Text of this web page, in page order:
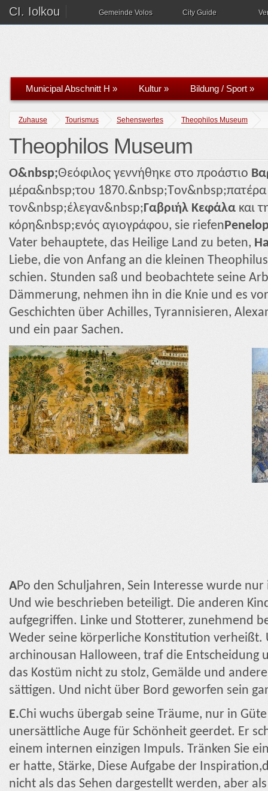
CI. Iolkou Gemeinde Volos City Guide
Municipal Abschnitt H » Kultur » Bildung / Sport »
Zuhause Tourismus Sehenswertes Theophilos Museum
Theophilos Museum
Ο&nbsp;Θεόφιλος γεννήθηκε στο προάστιο
μέρα&nbsp;του 1870.&nbsp;Tον&nbsp;πατέρα
τον&nbsp;έλεγαν&nbsp;Γαβριήλ Κεφάλα και
κόρη&nbsp;ενός αγιογράφου, sie riefen
Vater behauptete, das Heilige Land zu beten,
Liebe, die von Anfang an die kleinen
schien. Stunden saß und beobachtete seine
Dämmerung, nehmen ihn in die Knie und es
Geschichten über Achilles, Tyrannisieren,
und ein paar Sachen.
APo den Schuljahren, Sein Interesse wurde
Und wie beschrieben beteiligt. Die anderen
aufgegriffen. Linke und Stotterer, zunehmend
Weder seine körperliche Konstitution verheißt.
archinousan Halloween, traf die Entscheidung
das Kostüm nicht zu stolz, Gemälde und
sättigen. Und nicht über Bord geworfen sein
E.Chi wuchs übergab seine Träume, nur in
unersättliche Auge für Schönheit geerdet. Er
einem internen einzigen Impuls. Tränken Sie
er hatte, Stärke, Diese Aufgabe der
nicht als das Sehen dargestellt werden, aber